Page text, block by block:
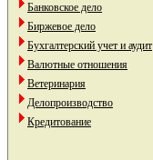
Банковское дело
Биржевое дело
Бухгалтерский учет и аудит
Валютные отношения
Ветеринария
Делопроизводство
Кредитование